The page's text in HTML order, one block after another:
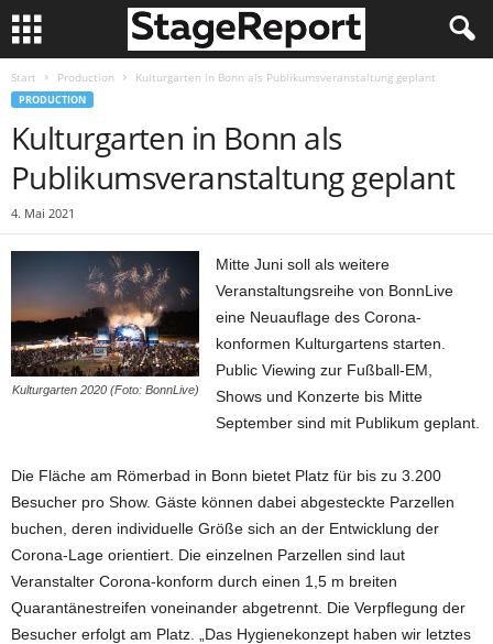
Start Production Kulturgarten in Bonn als Publikumsveranstaltung geplant
PRODUCTION
Kulturgarten in Bonn als
Publikumsveranstaltung geplant
4. Mai 2021
Kulturgarten 2020 (Foto: BonnLive)
Mitte Juni soll als weitere
Veranstaltungsreihe von BonnLive
eine Neuauflage des Corona-
konformen Kulturgartens starten.
Public Viewing zur Fußball-EM,
Shows und Konzerte bis Mitte
September sind mit Publikum geplant.
Die Fläche am Römerbad in Bonn bietet Platz für bis zu 3.200
Besucher pro Show. Gäste können dabei abgesteckte Parzellen
buchen, deren individuelle Größe sich an der Entwicklung der
Corona-Lage orientiert. Die einzelnen Parzellen sind laut
Veranstalter Corona-konform durch einen 1,5 m breiten
Quarantänestreifen voneinander abgetrennt. Die Verpflegung der
Besucher erfolgt am Platz. „Das Hygienekonzept haben wir letztes